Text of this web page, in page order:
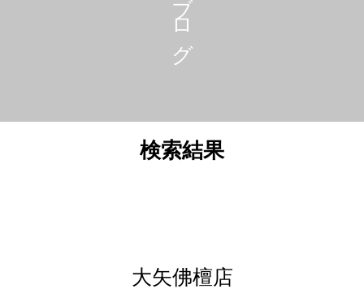
ブログ
検索結果
大矢佛檀店